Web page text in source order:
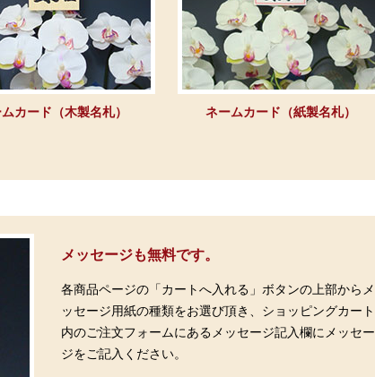
カード（木製名札） ネームカード（紙製名札）
メッセージも無料です。
各商品ページの「カートへ入れる」ボタンの上部からメ
ッセージ用紙の種類をお選び頂き、ショッピングカート
内のご注文フォームにあるメッセージ記入欄にメッセー
ジをご記入ください。